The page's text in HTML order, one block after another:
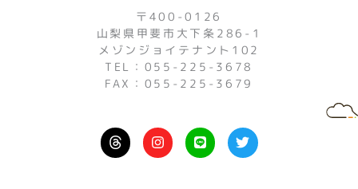
〒400-0126
山梨県甲斐市大下条286-1
メゾンジョイテナント102
TEL：055-225-3678
FAX：055-225-3679
I
n
s
L
i
n
T
w
i